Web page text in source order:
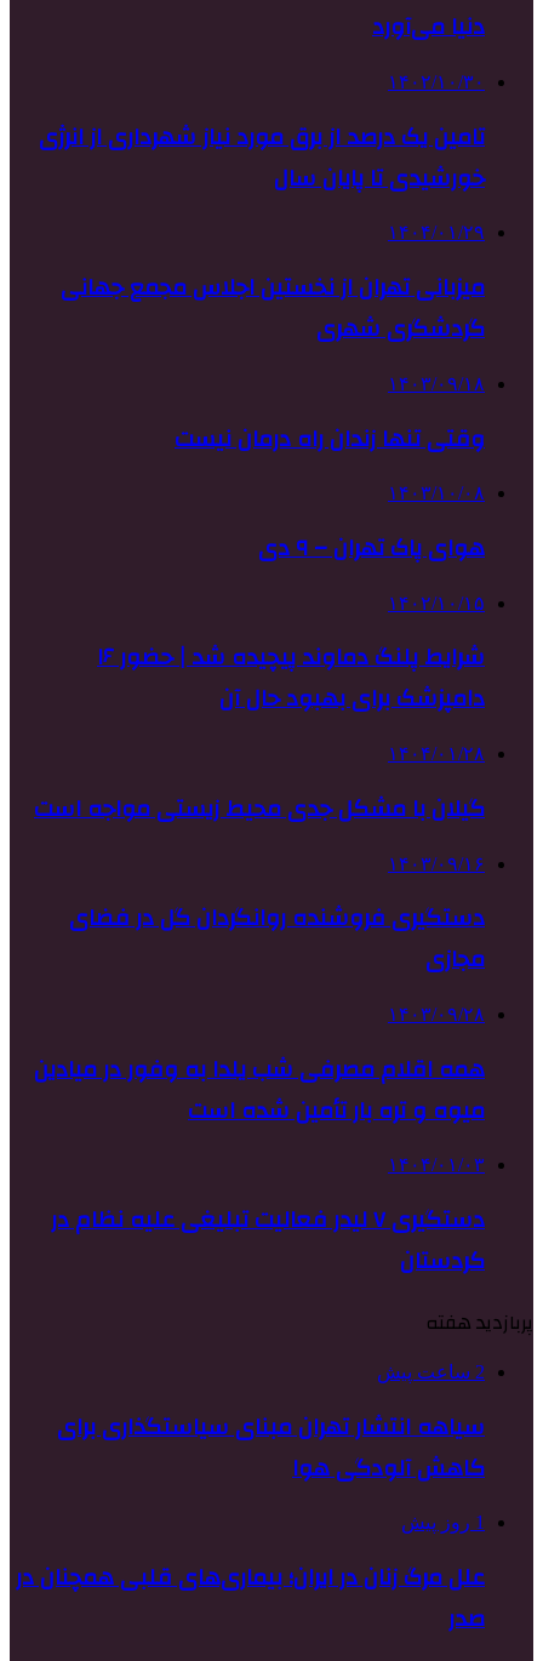
دنیا می‌آورد
۱۴۰۲/۱۰/۳۰
تامین یک درصد از برق مورد نیاز شهرداری از انرژی
خورشیدی تا پایان سال
۱۴۰۴/۰۱/۲۹
میزبانی تهران از نخستین اجلاس مجمع جهانی
گردشگری شهری
۱۴۰۳/۰۹/۱۸
وقتی تنها زندان راه درمان نیست
۱۴۰۳/۱۰/۰۸
هوای پاک تهران – ۹ دی
۱۴۰۲/۱۰/۱۵
شرایط پلنگ دماوند پیچیده شد | حضور ۱۶
دامپزشک برای بهبود حال آن
۱۴۰۴/۰۱/۲۸
گیلان با مشکل جدی محیط زیستی مواجه است
۱۴۰۳/۰۹/۱۶
دستگیری فروشنده روانگردان گل در فضای
مجازی
۱۴۰۳/۰۹/۲۸
همه اقلام مصرفی شب یلدا به وفور در میادین
میوه و تره بار تأمین شده است
۱۴۰۴/۰۱/۰۳
دستگیری ۷ لیدر فعالیت تبلیغی علیه نظام در
کردستان
پربازدید هفته
2 ساعت پیش
سیاهه انتشار تهران مبنای سیاستگذاری برای
کاهش آلودگی هوا
1 روز پیش
علل مرگ زنان در ایران؛ بیماری‌های قلبی همچنان در
صدر